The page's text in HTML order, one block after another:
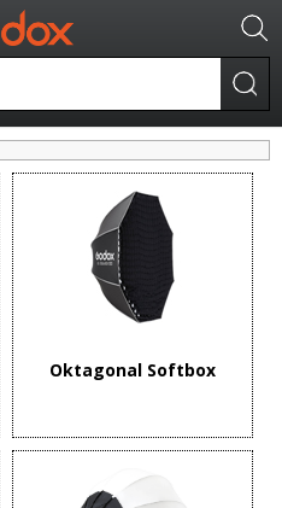
Oktagonal Softbox